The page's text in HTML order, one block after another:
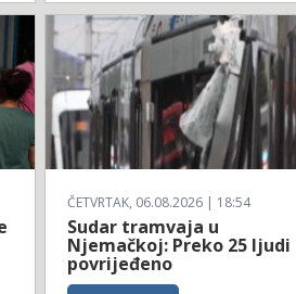
ČETVRTAK, 06.08.2026 | 18:54
Sudar tramvaja u
Njemačkoj: Preko 25 ljudi
povrijeđeno